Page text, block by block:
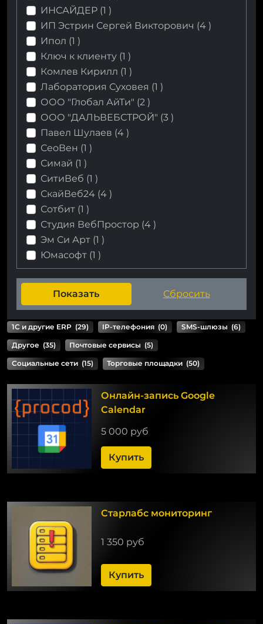
ИНСАЙДЕР (1 )
ИП Эстрин Сергей Викторович (4 )
Ипол (1 )
Ключ к клиенту (1 )
Комлев Кирилл (1 )
Лаборатория Суховея (1 )
ООО "Глобал АйТи" (2 )
ООО "ДАЛЬВЕБСТРОЙ" (3 )
Павел Шулаев (4 )
СеоВен (1 )
Симай (1 )
СитиВеб (1 )
СкайВеб24 (4 )
Сотбит (1 )
Студия ВебПростор (4 )
Эм Си Арт (1 )
Юмасофт (1 )
1С и другие ERP (29) IP-телефония (0) SMS-шлюзы (6)
Другое (35) Почтовые сервисы (5)
Социальные сети (15) Торговые площадки (50)
Онлайн-запись Google
Calendar
5 000 руб
Купить
Старлабс мониторинг
1 350 руб
Купить